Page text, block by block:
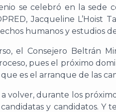
se celebró en la sede
Jacqueline L’Hoist
humanos y estudios
el Consejero Beltrán
pues el próximo
es el arranque de las
a volver, durante los
y candidatos. Y